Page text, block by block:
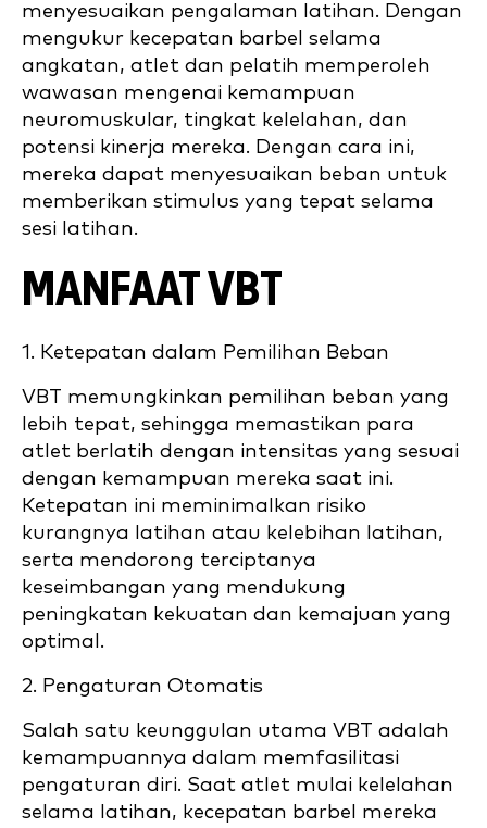
menyesuaikan pengalaman latihan. Dengan
mengukur kecepatan barbel selama
angkatan, atlet dan pelatih memperoleh
wawasan mengenai kemampuan
neuromuskular, tingkat kelelahan, dan
potensi kinerja mereka. Dengan cara ini,
mereka dapat menyesuaikan beban untuk
memberikan stimulus yang tepat selama
sesi latihan.
MANFAAT VBT
1. Ketepatan dalam Pemilihan Beban
VBT memungkinkan pemilihan beban yang
lebih tepat, sehingga memastikan para
atlet berlatih dengan intensitas yang sesuai
dengan kemampuan mereka saat ini.
Ketepatan ini meminimalkan risiko
kurangnya latihan atau kelebihan latihan,
serta mendorong terciptanya
keseimbangan yang mendukung
peningkatan kekuatan dan kemajuan yang
optimal.
2. Pengaturan Otomatis
Salah satu keunggulan utama VBT adalah
kemampuannya dalam memfasilitasi
pengaturan diri. Saat atlet mulai kelelahan
selama latihan, kecepatan barbel mereka